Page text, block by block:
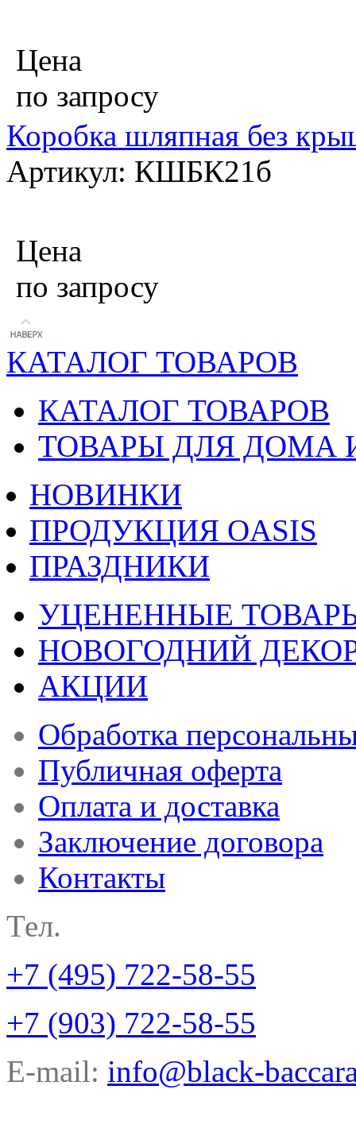
Цена
по запросу
Коробка шляпная без
Артикул: КШБК21б
Цена
по запросу
КАТАЛОГ ТОВАРОВ
КАТАЛОГ ТОВАРОВ
ТОВАРЫ ДЛЯ ДОМА
НОВИНКИ
ПРОДУКЦИЯ OASIS
ПРАЗДНИКИ
УЦЕНЕННЫЕ
НОВОГОДНИЙ
АКЦИИ
Обработка
Публичная оферта
Оплата и доставка
Заключение договора
Контакты
Тел.
+7 (495) 722-58-55
+7 (903) 722-58-55
E-mail: info@black-